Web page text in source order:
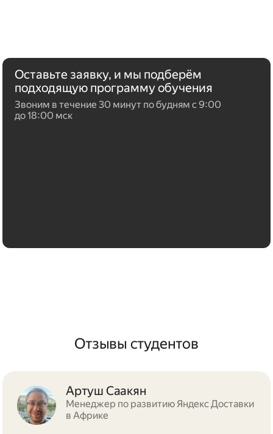
Оставьте заявку, и мы подберём
подходящую программу обучения
Звоним в течение 30 минут по будням с 9:00
до 18:00 мск
Отзывы студентов
Артуш Саакян
Менеджер по развитию Яндекс Доставки
в Африке